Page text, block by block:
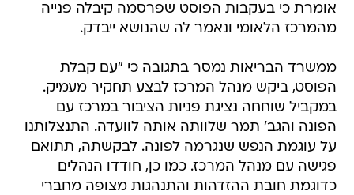
אומרת כי בעקבות הפוסט שפרסמה קיבלה פנייה
מהמרכז הלאומי ונאמר לה שהנושא ייבדק.
ממשרד הבריאות נמסר בתגובה כי "עם קבלת
הפוסט, ביקש מנהל המרכז לבצע תחקיר מעמיק.
במקביל שוחחה נציגת פניות הציבור במרכז עם
הפונה והגב' תמר שלוותה אותה לוועדה. התנצלותנו
על עוגמת הנפש שנגרמה לפונה. לבקשתה, תתואם
פגישה עם מנהל המרכז. כמו כן, חודדו הנהלים
כדוגמת חובת ההזדהות והתנהגות מצופה מחברי